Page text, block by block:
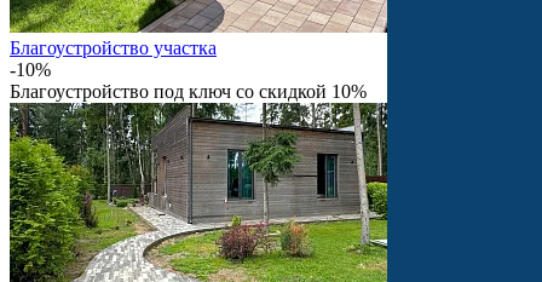
Благоустройство участка
-10%
Благоустройство под ключ со скидкой 10%